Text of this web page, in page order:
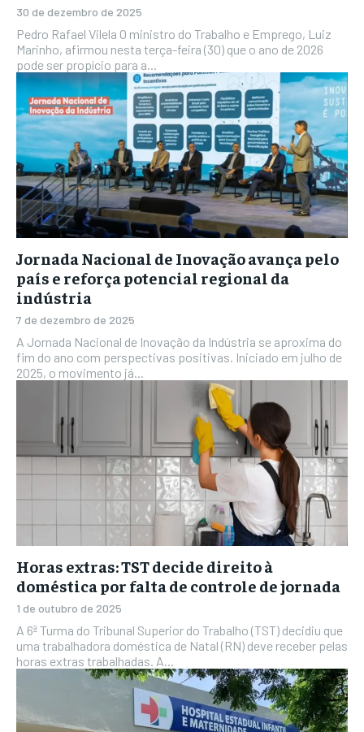
30 de dezembro de 2025
Pedro Rafael Vilela O ministro do Trabalho e Emprego, Luiz
Marinho, afirmou nesta terça-feira (30) que o ano de 2026
pode ser propício para a...
Jornada Nacional de Inovação avança pelo
país e reforça potencial regional da
indústria
7 de dezembro de 2025
A Jornada Nacional de Inovação da Indústria se aproxima do
fim do ano com perspectivas positivas. Iniciado em julho de
2025, o movimento já...
Horas extras: TST decide direito à
doméstica por falta de controle de jornada
1 de outubro de 2025
A 6ª Turma do Tribunal Superior do Trabalho (TST) decidiu que
uma trabalhadora doméstica de Natal (RN) deve receber pelas
horas extras trabalhadas. A...